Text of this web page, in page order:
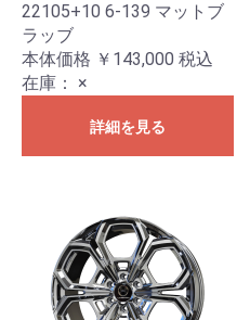
22105+10 6-139 マットブ
ラッブ
本体価格 ￥143,000 税込
在庫： ×
詳細を見る